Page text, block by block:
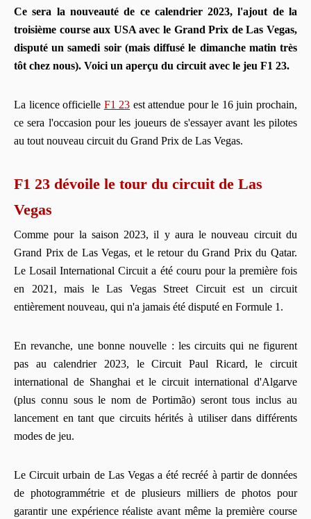
Ce sera la nouveauté de ce calendrier 2023, l'ajout de la
troisième course aux USA avec le Grand Prix de Las Vegas,
disputé un samedi soir (mais diffusé le dimanche matin très
tôt chez nous). Voici un aperçu du circuit avec le jeu F1 23.
La licence officielle F1 23 est attendue pour le 16 juin prochain,
ce sera l'occasion pour les joueurs de s'essayer avant les pilotes
au tout nouveau circuit du Grand Prix de Las Vegas.
F1 23 dévoile le tour du circuit de Las
Vegas
Comme pour la saison 2023, il y aura le nouveau circuit du
Grand Prix de Las Vegas, et le retour du Grand Prix du Qatar.
Le Losail International Circuit a été couru pour la première fois
en 2021, mais le Las Vegas Street Circuit est un circuit
entièrement nouveau, qui n'a jamais été disputé en Formule 1.
En revanche, une bonne nouvelle : les circuits qui ne figurent
pas au calendrier 2023, le Circuit Paul Ricard, le circuit
international de Shanghai et le circuit international d'Algarve
(plus connu sous le nom de Portimão) seront tous inclus au
lancement en tant que circuits hérités à utiliser dans différents
modes de jeu.
Le Circuit urbain de Las Vegas a été recréé à partir de données
de photogrammétrie et de plusieurs milliers de photos pour
garantir une expérience réaliste avant même la première course